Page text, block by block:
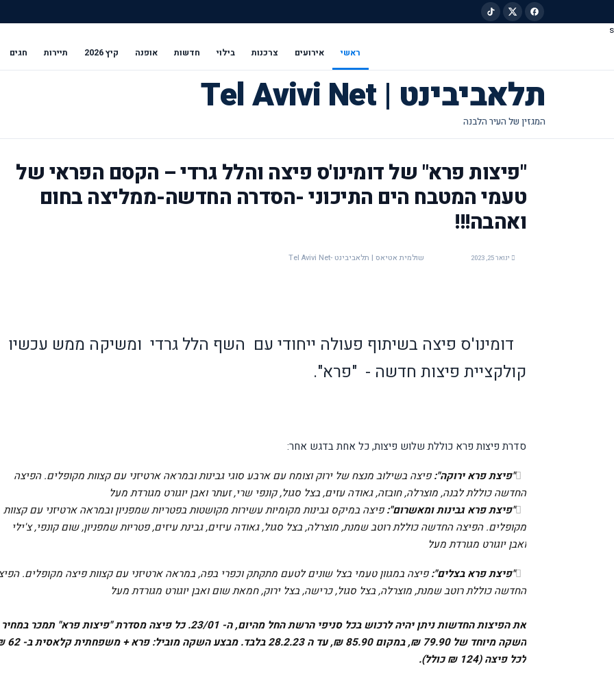
s
ראשי אירועים צרכנות בילוי חדשות אופנה קיץ 2026 תיירות חגים
תלאביבינט | Tel Avivi Net
"פיצות פרא" של דומינו'ס פיצה והלל גרדי – הקסם הפראי של
טעמי המטבח הים התיכוני -הסדרה החדשה-ממליצה בחום
ואהבה!!!
ינואר 25, 2023 שולמית אטיאס | תלאביבינט -Tel Avivi Net
דומינו'ס פיצה בשיתוף פעולה ייחודי עם השף הלל גרדי ומשיקה ממש עכשיו
קולקציית פיצות חדשה - "פרא".
סדרת פיצות פרא כוללת שלוש פיצות, כל אחת בדגש אחר:
"פיצת פרא ירוקה":פיצה בשילוב מנצח של ירוק וצומח עם ארבע סוגי גבינות ובמראה ארטיזני עם קצוות מקופלים. הפיצה
החדשה כוללת לבנה, מוצרלה, חובזה, גאודה עזים, בצל סגול, קונפי שרי, זעתר ואבן יוגורט מגורדת מעל
"פיצת פרא גבינות ומאשרום": פיצה במיקס גבינות מקומיות עשירות מקושטות בפטריות שמפניון ובמראה ארטיזני עם קצוות
מקופלים. הפיצה החדשה כוללת רוטב שמנת, מוצרלה, בצל סגול, גאודה עיזים, גבינת עיזים, פטריות שמפניון, שום קונפי, צ'ילי
ואבן יוגורט מגורדת מעל
"פיצת פרא בצלים":פיצה במגוון טעמי בצל שונים לטעם מתקתק וכפרי בפה, במראה ארטיזני עם קצוות פיצה מקופלים.
החדשה כוללת רוטב שמנת, מוצרלה, בצל סגול, כרישה, בצל ירוק, חמאת שום ואבן יוגורט מגורדת מעל
את הפיצות החדשות ניתן יהיה לרכוש בכל סניפי הרשת החל מהיום, ה- 23/01. כל פיצה מסדרת "פיצות פרא" תמכר במחיר
השקה מיוחד של 79.90 ₪, במקום
לכל פיצה (124 ₪ כולל).